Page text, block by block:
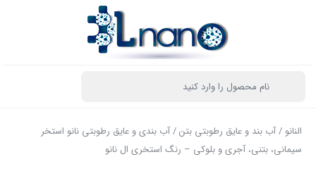
النانو /آب بند و عایق رطوبتی بتن/ آب بندی و عایق رطوبتی نانو استخر
سیمانی، بتنی، آجری و بلوکی – رنگ استخری ال نانو